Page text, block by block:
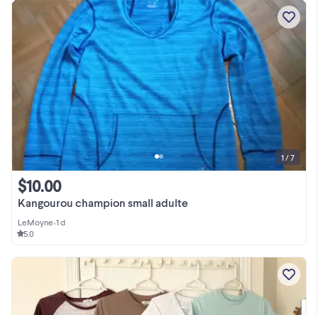
Kangourou champion small adulte
$10.00
LeMoyne•1 d
5.0
1 / 7